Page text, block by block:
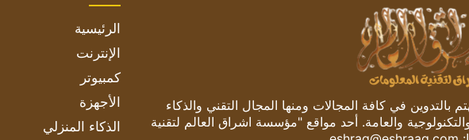
في كافة المجالات ومنها المجال التقني والذكاء
والعامة. أحد مواقع "مؤسسة اشراق العالم لتقنية
الرئيسية
الإنترنت
كمبيوتر
الأجهزة
الذكاء المنزلي